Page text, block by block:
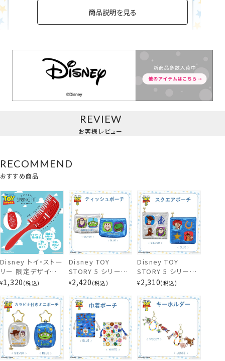
ティッシュポーチ
スクエアポーチ
商品説明を見る
REVIEW
お客様レビュー
RECOMMEND
おすすめ商品
Disney トイ・ストー
リー 限定デザイン
スプリングフィットブ
shobido ヘアブラ
シ TOY STORY
¥1,320 税込
Disney TOY
STORY 5 シリーズ
ティッシュポーチ ＜
トイ・ストーリー デ
ィズニー 粧美堂
shobido
¥2,420 税込
Disney TOY
STORY 5 シリーズ
スクエアポーチ ＜
トイ・ストーリー デ
ィズニー 粧美堂
shobido
¥ 2,310 税込